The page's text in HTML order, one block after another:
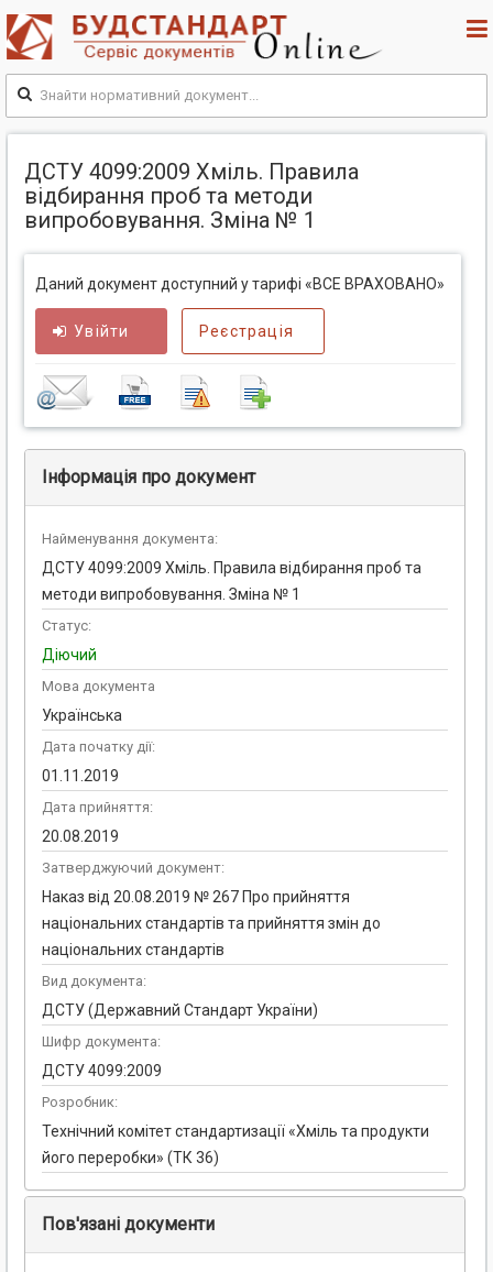
ДСТУ 4099:2009 Хміль. Правила
відбирання проб та методи
випробовування. Зміна № 1
Даний документ доступний у тарифі «ВСЕ ВРАХОВАНО»
Увійти Реєстрація
Інформація про документ
Найменування документа:
ДСТУ 4099:2009 Хміль. Правила відбирання проб та
методи випробовування. Зміна № 1
Статус:
Діючий
Мова документа
Українська
Дата початку дії:
01.11.2019
Дата прийняття:
20.08.2019
Затверджуючий документ:
Наказ від 20.08.2019 № 267 Про прийняття
національних стандартів та прийняття змін до
національних стандартів
Вид документа:
ДСТУ (Державний Стандарт України)
Шифр документа:
ДСТУ 4099:2009
Розробник:
Технічний комітет стандартизації «Хміль та продукти
його переробки» (ТК 36)
Пов'язані документи